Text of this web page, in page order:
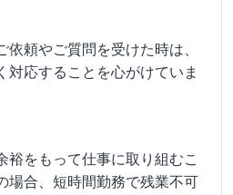
依頼やご質問を受けた時は、
対応することを心がけていま
裕をもって仕事に取り組むこ
場合、短時間勤務で残業不可